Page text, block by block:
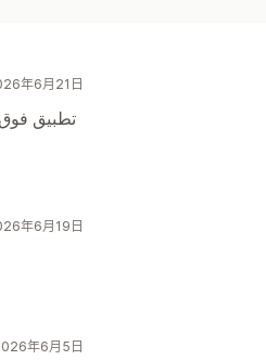
年6月21日
تطبيق فوق
年6月19日
年6月5日